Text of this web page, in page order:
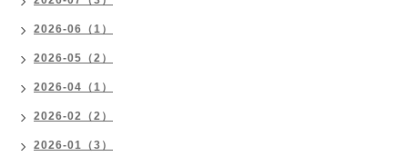
2026-06（1）
2026-05（2）
2026-04（1）
2026-02（2）
2026-01（3）